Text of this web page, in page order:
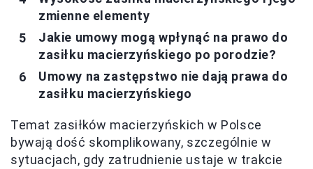
zmienne elementy
Jakie umowy mogą wpłynąć na prawo do
zasiłku macierzyńskiego po porodzie?
Umowy na zastępstwo nie dają prawa do
zasiłku macierzyńskiego
Temat zasiłków macierzyńskich w Polsce
bywają dość skomplikowany, szczególnie w
sytuacjach, gdy zatrudnienie ustaje w trakcie